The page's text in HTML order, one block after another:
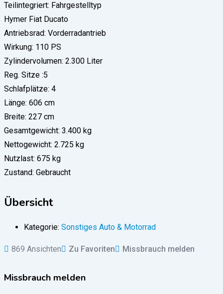
Teilintegriert: Fahrgestelltyp
Hymer Fiat Ducato
Antriebsrad: Vorderradantrieb
Wirkung: 110 PS
Zylindervolumen: 2.300 Liter
Reg. Sitze :5
Schlafplätze: 4
Länge: 606 cm
Breite: 227 cm
Gesamtgewicht: 3.400 kg
Nettogewicht: 2.725 kg
Nutzlast: 675 kg
Zustand: Gebraucht
Übersicht
Kategorie: Sonstiges Auto & Motorrad
869 Ansichten Zu Favoriten Missbrauch melden
Missbrauch melden